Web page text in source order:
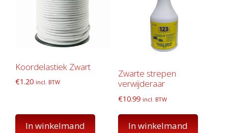
Koordelastiek Zwart
€1.20 incl. BTW
In winkelmand
Zwarte strepen
verwijderaar
€10.99 incl. BTW
In winkelmand